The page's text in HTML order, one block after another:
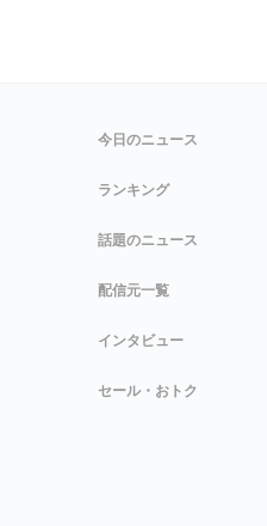
今日のニュース
ランキング
話題のニュース
配信元一覧
インタビュー
セール・おトク